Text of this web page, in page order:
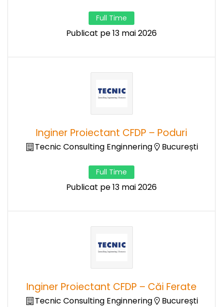
Full Time
Publicat pe 13 mai 2026
Inginer Proiectant CFDP – Poduri
Tecnic Consulting Enginnering București
Full Time
Publicat pe 13 mai 2026
Inginer Proiectant CFDP – Căi Ferate
Tecnic Consulting Enginnering București